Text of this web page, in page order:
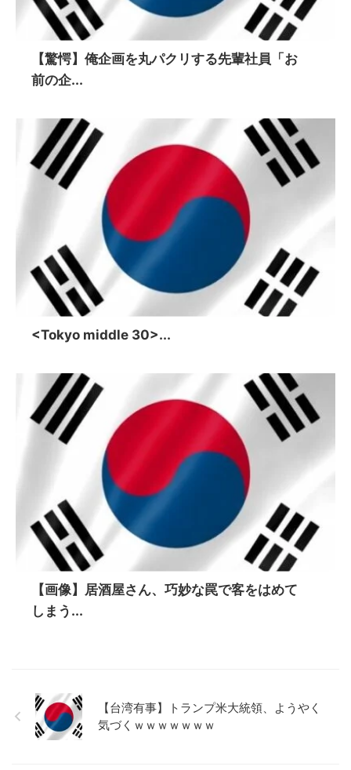
【驚愕】俺企画を丸パクリする先輩社員「お
前の企...
<Tokyo middle 30>...
【画像】居酒屋さん、巧妙な罠で客をはめて
しまう...
【台湾有事】トランプ米大統領、ようやく
気づくｗｗｗｗｗｗｗ